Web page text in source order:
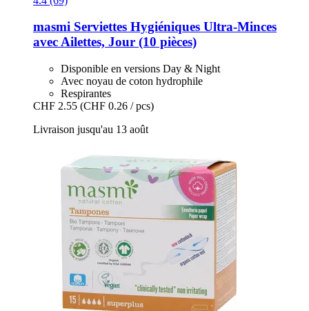
masmi Serviettes Hygiéniques Ultra-​Minces
avec Ailettes, Jour (10 pièces)
Disponible en versions Day & Night
Avec noyau de coton hydrophile
Respirantes
CHF 2.55 (CHF 0.26 / pcs)
Livraison jusqu'au 13 août